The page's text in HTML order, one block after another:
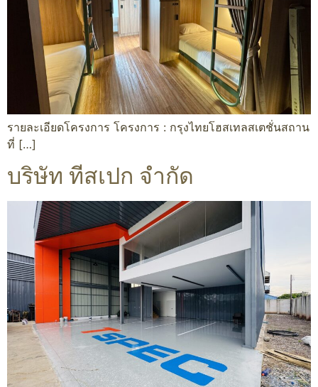
รายละเอียดโครงการ โครงการ : กรุงไทยโฮสเทลสเตชั่นสถาน
ที่ […]
บริษัท ทีสเปก จำกัด